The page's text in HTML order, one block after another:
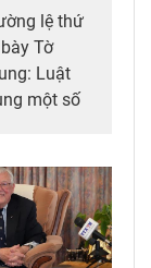
lệ thứ
Tờ
Luật
một số
sung
điện,
tử và Luật
hội thảo